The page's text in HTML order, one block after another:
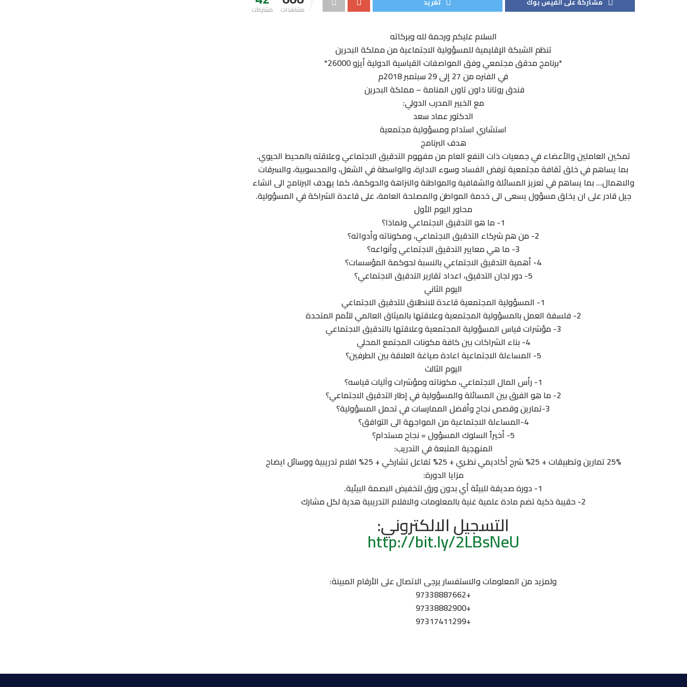
مشاركات مشاهدات
السلام عليكم ورحمة لله وبركاته
تنظم الشبكة الإقليمية للمسؤولية الاجتماعية من مملكة البحرين
*برنامج مدقق مجتمعي وفق المواصفات القياسية الدولية أيزو 26000*
في الفتره من 27 إلى 29 سبتمبر 2018م
فندق روتانا داون تاون المنامة – مملكة البحرين
مع الخبير المدرب الدولي:
الدكتور عماد سعد
استشاري استدام ومسؤولية مجتمعية
هدف البرنامج
تمكين العاملين والأعضاء في جمعيات ذات النفع العام من مفهوم التدقيق الاجتماعي وعلاقته بالمحيط الحيوي.
بما يساهم في خلق ثقافة مجتمعية ترفض الفساد وسوء الادارة، والواسطة في الشغل، والمحسوبية، والسرقات
والاهمال… بما يساهم في تعزيز المسائلة والشفافية والمواطنة والنزاهة والحوكمة، كما يهدف البرنامج الى انشاء
جيل قادر على ان يخلق مسؤول يسعى الى خدمة المواطن والمصلحة العامة، على قاعدة الشراكة في المسؤولية.
محاور اليوم الأول
1- ما هو التدقيق الاجتماعي ولماذا؟
2- من هم شركاء التدقيق الاجتماعي، ومكوناته وأدواته؟
3- ما هي معايير التدقيق الاجتماعي وأنواعه؟
4- أهمية التدقيق الاجتماعي بالنسبة لحوكمة المؤسسات؟
5- دور لجان التدقيق، اعداد تقارير التدقيق الاجتماعي؟
اليوم الثاني
1- المسؤولية المجتمعية قاعدة للانطلاق للتدقيق الاجتماعي
2- فلسفة العمل بالمسؤولية المجتمعية وعلاقتها بالميثاق العالمي للأمم المتحدة
3- مؤشرات قياس المسؤولية المجتمعية وعلاقتها بالتدقيق الاجتماعي
4- بناء الشراكات بين كافة مكونات المجتمع المحلي
5- المساءلة الاجتماعية اعادة صياغة العلاقة بين الطرفين؟
اليوم الثالث
1- رأس المال الاجتماعي، مكوناته ومؤشرات وآليات قياسه؟
2- ما هو الفرق بين المسائلة والمسؤولية في إطار التدقيق الاجتماعي؟
3-تمارين وقصص نجاح وأفضل الممارسات في تحمل المسؤولية؟
4-المساءلة الاجتماعية من المواجهة الى التوافق؟
5- أخيراً السلوك المسؤول = نجاح مستدام؟
المنهجية المتبعة في التدريب:
25% تمارين وتطبيقات + 25% شرح أكاديمي نظـري + 25% تفاعل تشاركي + 25% افلام تدريبية ووسائل ايضاح
مزايا الدورة:
1- دورة صديقة للبيئة أي بدون ورق لتخفيض البصمة البيئية.
2- حقيبة ذكية تضم مادة علمية غنية بالمعلومات والافلام التدريبية هدية لكل مشارك
التسجيل الالكتروني:
http://bit.ly/2LBsNeU
ولمزيد من المعلومات والاستفسار يرجى الاتصال على الأرقام المبينة:
+97338887662
+97338882900
+97317411299